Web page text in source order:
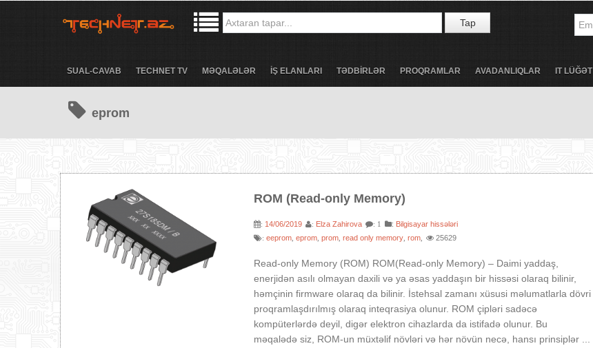
Tap
SUAL-CAVAB TECHNET TV MƏQALƏLƏR İŞ ELANLARI TƏDBİRLƏR PROQRAMLAR AVADANLIQLAR IT LÜĞƏT
eprom
ROM (Read-only Memory)
: 14/06/2019 : Elza Zahirova : 1 : Bilgisayar hissələri
:eeprom ,eprom ,prom ,read only memory ,rom 25629
Read-only Memory (ROM) ROM(Read-only Memory) – Daimi yaddaş,
enerjidən asılı olmayan daxili və ya əsas yaddaşın bir hissəsi olaraq bilinir,
həmçinin firmware olaraq da bilinir. İstehsal zamanı xüsusi məlumatlarla dövri
proqramlaşdırılmış olaraq inteqrasiya olunur. ROM çipləri sadəcə
kompüterlərdə deyil, digər elektron cihazlarda da istifadə olunur. Bu
məqalədə siz, ROM-un müxtəlif növləri və hər növün necə, hansı prinsiplər ...